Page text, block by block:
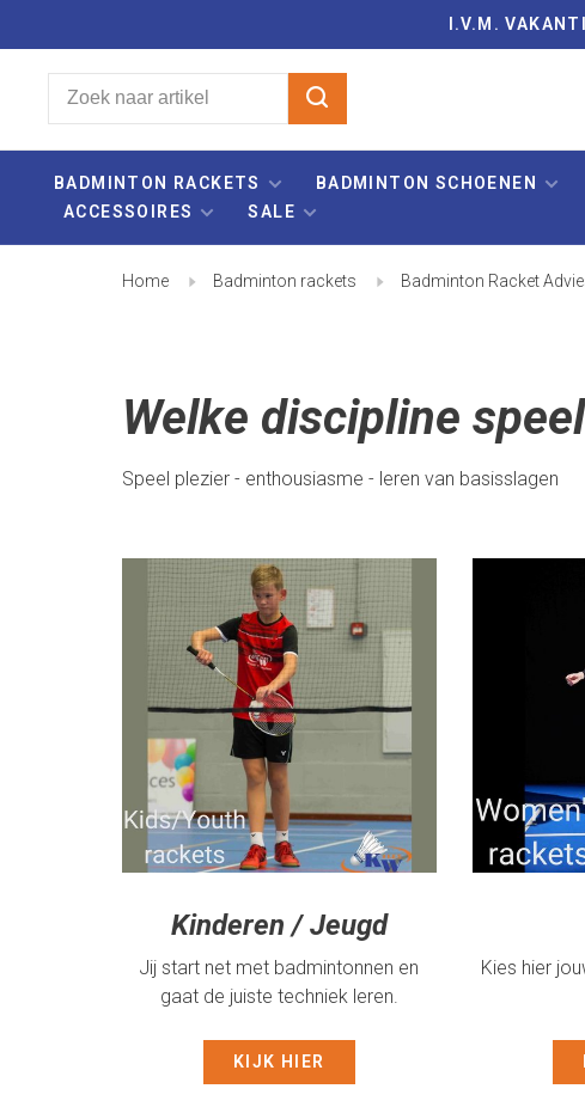
I.V.M.
BADMINTON RACKETS BADMINTON SCHOENEN
ACCESSOIRES
SALE
Home Badminton rackets Badminton Racket
Welke discipline
Speel plezier - enthousiasme - leren van basisslagen
Kinderen / Jeugd
Jij start net met badmintonnen en
gaat de juiste techniek leren.
KIJK HIER
Kies hier